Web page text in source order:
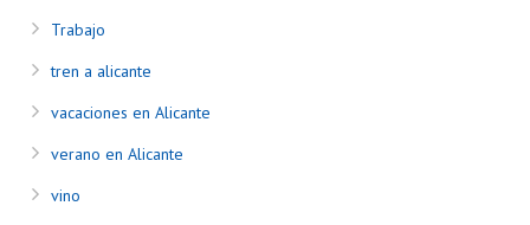
Trabajo
tren a alicante
vacaciones en Alicante
verano en Alicante
vino